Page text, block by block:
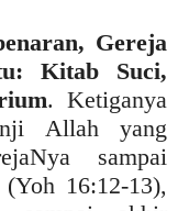
Gereja
Kitab Suci,
. Ketiganya
Allah yang
sampai
(Yoh 16:12-13),